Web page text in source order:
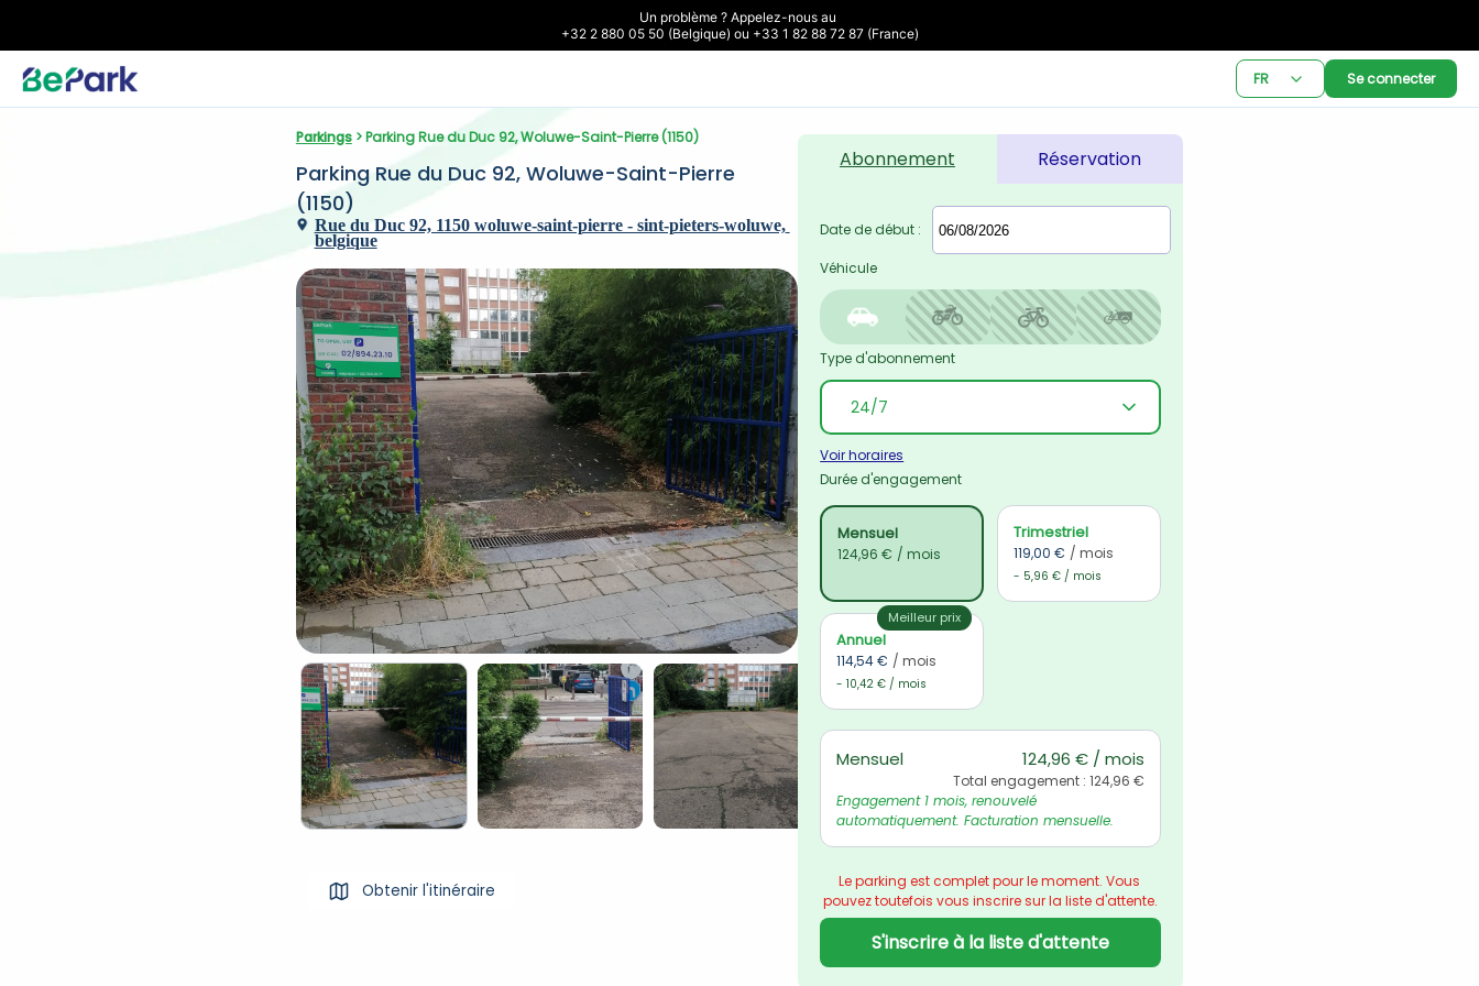
Un problème ? Appelez-nous au
+32 2 880 05 50 (Belgique) ou +33 1 82 88 72 87 (France)
FR Se connecter
Parkings > Parking Rue du Duc 92, Woluwe-Saint-Pierre (1150)
Parking Rue du Duc 92, Woluwe-Saint-Pierre
(1150)
Rue du Duc 92, 1150 woluwe-saint-pierre - sint-pieters-woluwe,
belgique
Obtenir l'itinéraire
Abonnement Réservation
Date de début :
Véhicule
Type d'abonnement
Voir horaires
Durée d'engagement
Mensuel
124,96 € / mois
Trimestriel
119,00 € / mois
- 5,96 € / mois
Meilleur prix
Annuel
114,54 € / mois
- 10,42 € / mois
Mensuel 124,96 € / mois
Total engagement : 124,96 €
Engagement 1 mois, renouvelé
automatiquement. Facturation mensuelle.
Le parking est complet pour le moment. Vous
pouvez toutefois vous inscrire sur la liste d'attente.
S'inscrire à la liste d'attente